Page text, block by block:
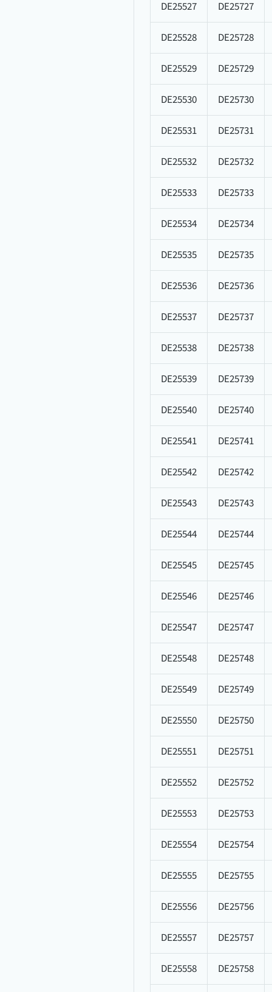
DE25527 DE25727
DE25528 DE25728
DE25529 DE25729
DE25530 DE25730
DE25531 DE25731
DE25532 DE25732
DE25533 DE25733
DE25534 DE25734
DE25535 DE25735
DE25536 DE25736
DE25537 DE25737
DE25538 DE25738
DE25539 DE25739
DE25540 DE25740
DE25541 DE25741
DE25542 DE25742
DE25543 DE25743
DE25544 DE25744
DE25545 DE25745
DE25546 DE25746
DE25547 DE25747
DE25548 DE25748
DE25549 DE25749
DE25550 DE25750
DE25551 DE25751
DE25552 DE25752
DE25553 DE25753
DE25554 DE25754
DE25555 DE25755
DE25556 DE25756
DE25557 DE25757
DE25558 DE25758